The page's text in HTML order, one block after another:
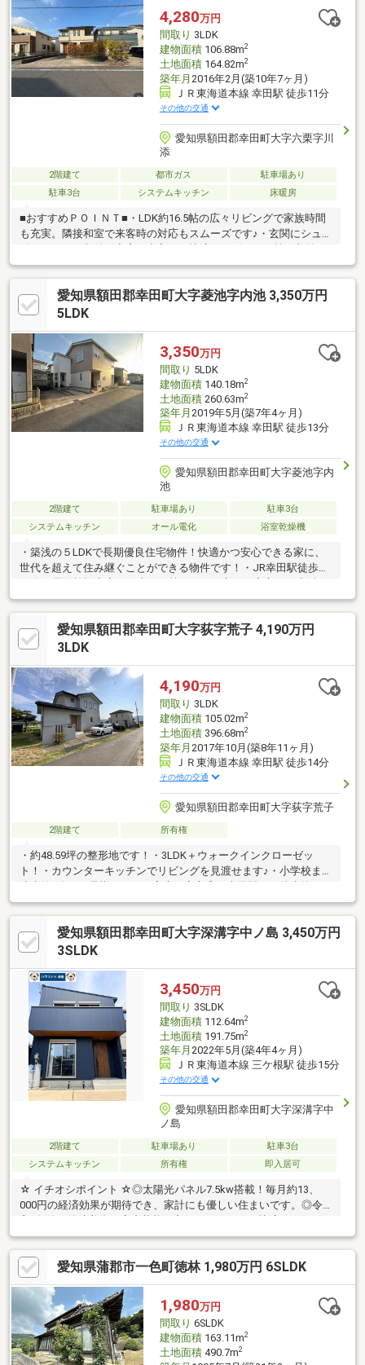
稚園：徒歩約20分
4,280万円
間取り 3LDK
建物面積106.88m2
土地面積164.82m2
築年月 2016年2月(築10年7ヶ月)
ＪＲ東海道本線 幸田駅 徒歩11分
その他の交通
愛知県額田郡幸田町大字六栗字川
添
2階建て 都市ガス
駐車場あり
駐車3台
システムキッチン 床暖房
■おすすめＰＯＩＮＴ■・LDK約16.5帖の広々リビングで家族時間
も充実。隣接和室で来客時の対応もスムーズです♪・玄関にシュー
ズクロークと収納が充実し出入りも快適。ベビーカー等の収納に
も便利です♪・洗面脱衣と浴室は独立設計で家事導線がスムーズで
す。トイレは各階にあり暮らしやすさに配慮しています！・主寝
室約8帖にウォークイン約2帖付きで収納力が高い造りです。バル
コニーで朝夕の寛ぎを楽しめます。・二階に洋室約5.3帖と約4.7
ません！・1階和室約2.7帖は客間や趣味空間として重宝します。
生活利便と落ち着きを両立した環境です。
愛知県額田郡幸田町大字菱池字内池 3,350万円
5LDK
3,350万円
間取り 5LDK
建物面積140.18m2
土地面積260.63m2
築年月 2019年5月(築7年4ヶ月)
ＪＲ東海道本線 幸田駅 徒歩13分
その他の交通
愛知県額田郡幸田町大字菱池字内
池
2階建て 駐車場あり
駐車3台
システムキッチン
オール電化 浴室乾燥機
・築浅の５LDKで長期優良住宅物件！快適かつ安心できる家に、
世代を超えて住み継ぐことができる物件です！・JR幸田駅徒歩約
きます！・南側には、庭・ウッドデッキがあり、日当たり良
好！・有効宅地面積55坪超で駐車3台可能！
愛知県額田郡幸田町大字荻字荒子 4,190万円
3LDK
4,190万円
間取り 3LDK
建物面積105.02m2
土地面積396.68m2
築年月 2017年10月(築8年11ヶ月)
ＪＲ東海道本線 幸田駅 徒歩14分
その他の交通
愛知県額田郡幸田町大字荻字荒子
2階建て 所有権
・約48.59坪の整形地です！・3LDK＋ウォークインクローゼッ
ト！・カウンターキッチンでリビングを見渡せます♪・小学校まで
徒歩約6分でお子様がいるご家庭も安心◎・幸田駅まで徒歩約14
分の立地！＊ライフインフォメーション＊・ＪＲ東海道本線「幸
田」駅：徒歩約14分・荻谷小学校：徒歩約6分・幸田中学校：徒
歩約19分・幸田保育園：徒歩約11分・セブンイレブン幸田横落
店：徒歩約16分・スーパーセンターオークワ幸田店：徒歩約19
店：徒歩約24分・フィール幸田店：徒歩約25分・ピアゴ幸田店：
徒歩約23分
愛知県額田郡幸田町大字深溝字中ノ島 3,450万円
3SLDK
3,450万円
間取り 3SLDK
建物面積112.64m2
土地面積191.75m2
築年月 2022年5月(築4年4ヶ月)
ＪＲ東海道本線 三ケ根駅 徒歩15分
その他の交通
愛知県額田郡幸田町大字深溝字中
ノ島
2階建て 駐車場あり
駐車3台
システムキッチン
所有権 即入居可
☆ イチオシポイント ☆◎太陽光パネル7.5kw搭載！毎月約13、
000円の経済効果が期待でき、家計にも優しい住まいです。◎令
いただけます。◎駐車スペース3台分を確保。ご家族での利用はも
ちろん、来客時にも安心です。◎LDKはゆとりある設計で、ご家
族が自然と集まる快適な空間。【返済例】月々83、940円3480万
円借入、変動金利0.75％、40年、ボーナス払い0円。別途諸費用。
※月々のお支払いはボーナス有無や、ご返済年数、様々なプラン
をご相談できます！【学校】◎深溝小学校 徒歩約17分◎南部中
学校 徒歩約32分
愛知県蒲郡市一色町徳林 1,980万円 6SLDK
1,980万円
間取り 6SLDK
建物面積163.11m2
土地面積490.7m2